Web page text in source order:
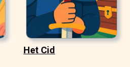
Het Cid